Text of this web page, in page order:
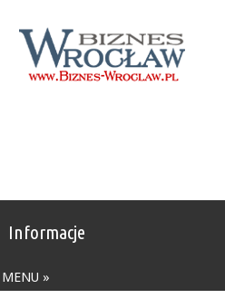
Informacje
MENU »